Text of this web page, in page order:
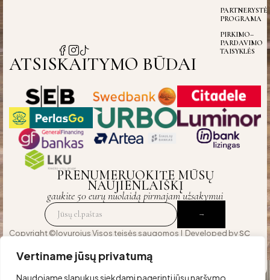
Vertiname jūsų privatumą
Naudojame slapukus siekdami pagerinti jūsų naršymo
PROGRAMA
PIRKIMO–
PARDAVIMO
TAISYKLĖS
ATSISKAITYMO BŪDAI
PRENUMERUOKITE MŪSŲ
NAUJIENLAIŠKĮ
gaukite 50 eurų nuolaidą pirmajam užsakymui
Copyright ©lovurojus Visos teisės saugomos | Developed bySC